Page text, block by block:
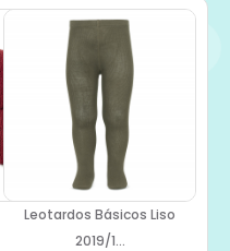
Leotardos Básicos Liso
2019/1...